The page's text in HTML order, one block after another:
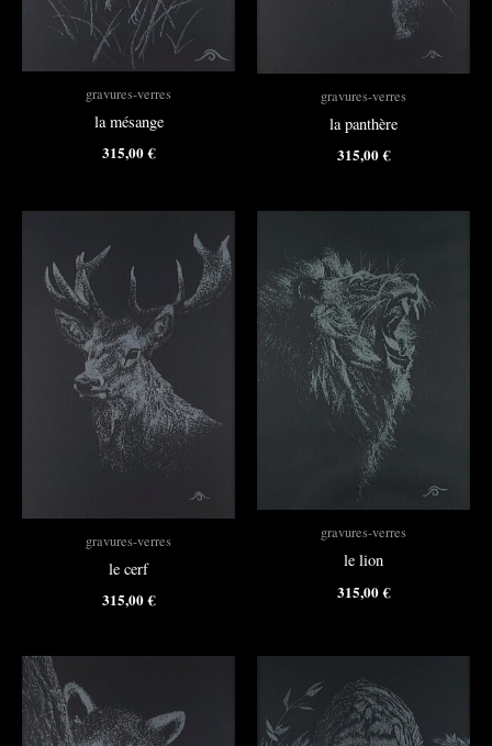
gravures-verres
la mésange
315,00€
gravures-verres
la panthère
315,00€
gravures-verres
le cerf
315,00€
gravures-verres
le lion
315,00€